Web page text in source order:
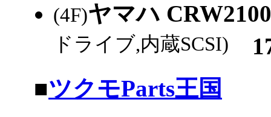
(4F)ヤマハ
ドライブ,内蔵SCSI)
■ツクモParts王国